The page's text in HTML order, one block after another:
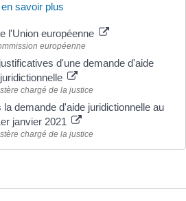
savoir plus
l'Union européenne
européenne
d'une demande d'aide
juridictionnelle
chargé de la justice
demande d'aide juridictionnelle au
janvier 2021
chargé de la justice